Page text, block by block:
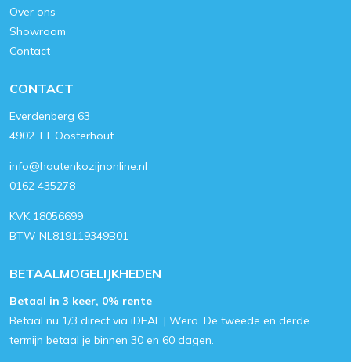
Over ons
Showroom
Contact
CONTACT
Everdenberg 63
4902 TT Oosterhout
info@houtenkozijnonline.nl
0162 435278
KVK 18056699
BTW NL819119349B01
BETAALMOGELIJKHEDEN
Betaal in 3 keer, 0% rente
Betaal nu 1/3 direct via iDEAL | Wero. De tweede en derde
termijn betaal je binnen 30 en 60 dagen.